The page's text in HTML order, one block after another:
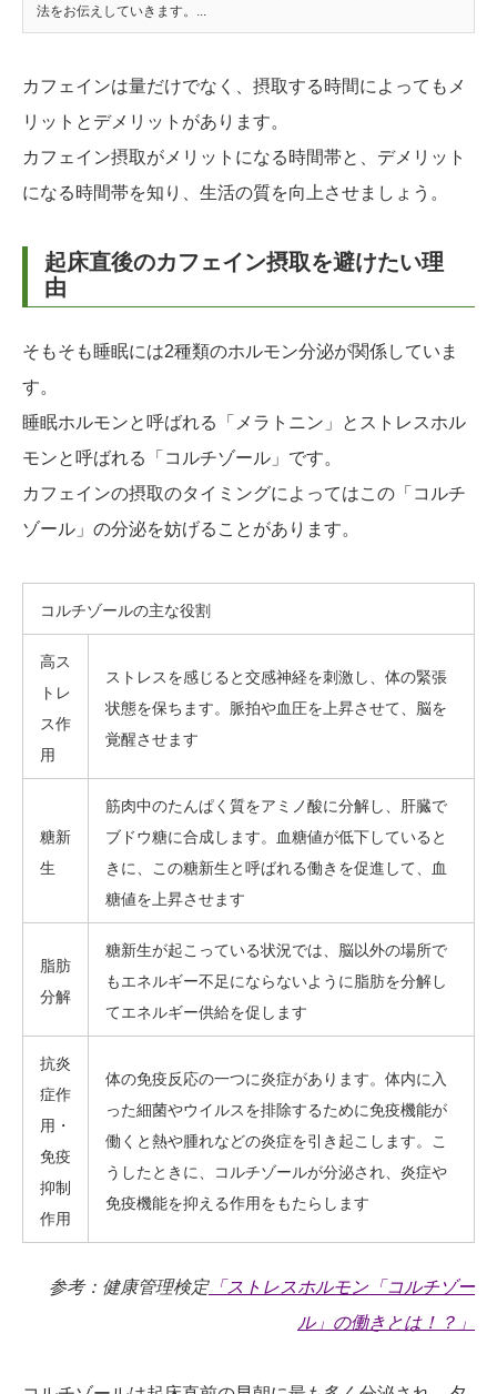
法をお伝えしていきます。...
カフェインは量だけでなく、摂取する時間によってもメ
リットとデメリットがあります。
カフェイン摂取がメリットになる時間帯と、デメリット
になる時間帯を知り、生活の質を向上させましょう。
起床直後のカフェイン摂取を避けたい理
由
そもそも睡眠には2種類のホルモン分泌が関係していま
す。
睡眠ホルモンと呼ばれる「メラトニン」とストレスホル
モンと呼ばれる「コルチゾール」です。
カフェインの摂取のタイミングによってはこの「コルチ
ゾール」の分泌を妨げることがあります。
コルチゾールの主な役割
高ス
トレ
ス作
用
ストレスを感じると交感神経を刺激し、体の緊張
状態を保ちます。脈拍や血圧を上昇させて、脳を
覚醒させます
糖新
生
筋肉中のたんぱく質をアミノ酸に分解し、肝臓で
ブドウ糖に合成します。血糖値が低下していると
きに、この糖新生と呼ばれる働きを促進して、血
糖値を上昇させます
脂肪
分解
糖新生が起こっている状況では、脳以外の場所で
もエネルギー不足にならないように脂肪を分解し
てエネルギー供給を促します
抗炎
症作
用・
免疫
抑制
作用
体の免疫反応の一つに炎症があります。体内に入
った細菌やウイルスを排除するために免疫機能が
働くと熱や腫れなどの炎症を引き起こします。こ
うしたときに、コルチゾールが分泌され、炎症や
免疫機能を抑える作用をもたらします
参考：健康管理検定「ストレスホルモン「コルチゾー
ル」の働きとは！？」